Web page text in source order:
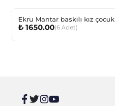
Ekru Mantar baskılı kız çocuk
pijama takımı
₺ 1650.00(6 Adet)